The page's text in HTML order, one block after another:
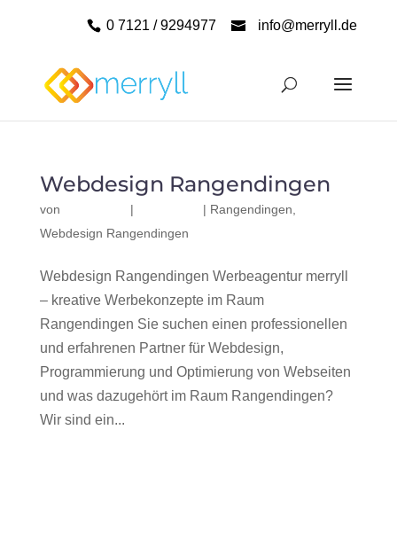
0 7121 / 9294977 info@merryll.de
Webdesign Rangendingen
von | | Rangendingen
Webdesign Rangendingen
Webdesign Rangendingen Werbeagentur merryll
– kreative Werbekonzepte im Raum
Rangendingen Sie suchen einen professionellen
und erfahrenen Partner für Webdesign,
Programmierung und Optimierung von Webseiten
und was dazugehört im Raum Rangendingen?
Wir sind ein...